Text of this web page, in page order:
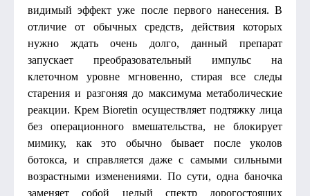
видимый эффект уже после первого нанесения. В
отличие от обычных средств, действия которых
нужно ждать очень долго, данный препарат
запускает преобразовательный импульс на
клеточном уровне мгновенно, стирая все следы
старения и разгоняя до максимума метаболические
реакции. Крем Bioretin осуществляет подтяжку лица
без операционного вмешательства, не блокирует
мимику, как это обычно бывает после уколов
ботокса, и справляется даже с самыми сильными
возрастными изменениями. По сути, одна баночка
заменяет собой целый спектр дорогостоящих